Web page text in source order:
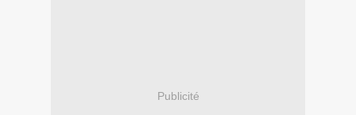
Publicité